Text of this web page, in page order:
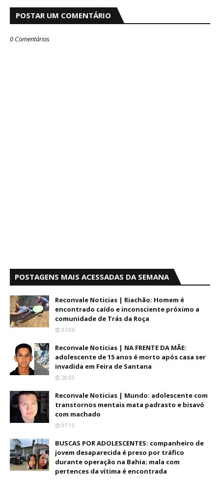
POSTAR UM COMENTÁRIO
0 Comentários
POSTAGENS MAIS ACESSADAS DA SEMANA
Reconvale Noticias | Riachão: Homem é
encontrado caído e inconsciente próximo a
comunidade de Trás da Roça
07:06
Reconvale Noticias | NA FRENTE DA MÃE:
adolescente de 15 anos é morto após casa ser
invadida em Feira de Santana
20:05
Reconvale Noticias | Mundo: adolescente com
transtornos mentais mata padrasto e bisavó
com machado
07:15
BUSCAS POR ADOLESCENTES: companheiro de
jovem desaparecida é preso por tráfico
durante operação na Bahia; mala com
pertences da vítima é encontrada